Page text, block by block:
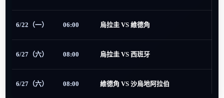
6/22（一） 06:00 烏拉圭 VS 維德角
6/27（六） 08:00 烏拉圭 VS 西班牙
6/27（六） 08:00 維德角 VS 沙烏地阿拉伯